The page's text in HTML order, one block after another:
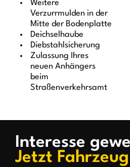
Weitere
Verzurrmulden in der
Mitte der Bodenplatte
Deichselhaube
Diebstahlsicherung
Zulassung Ihres
neuen Anhängers
beim
Straßenverkehrsamt
Interesse
Jetzt